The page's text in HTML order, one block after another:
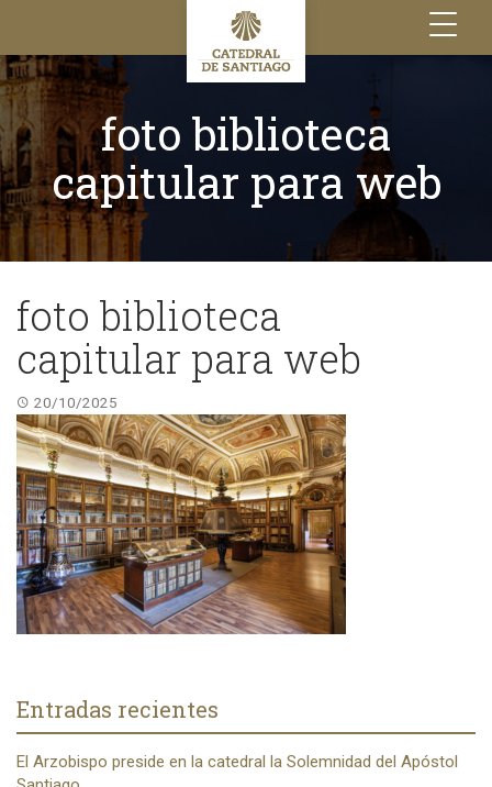
Toggle
navigation
foto biblioteca
capitular para web
foto biblioteca
capitular para web
20/10/2025
Entradas recientes
El Arzobispo preside en la catedral la Solemnidad del Apóstol